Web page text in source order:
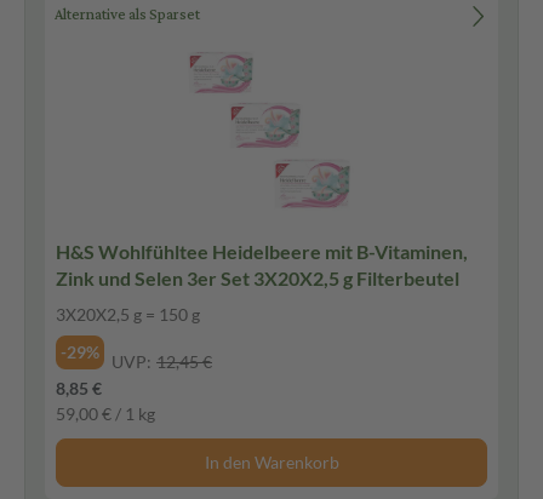
Alternative als Sparset
H&S Wohlfühltee Heidelbeere mit B-Vitaminen,
Zink und Selen 3er Set 3X20X2,5 g Filterbeutel
3X20X2,5 g = 150 g
-29%
UVP: 12,45 €
8,85 €
59,00 € / 1 kg
In den Warenkorb